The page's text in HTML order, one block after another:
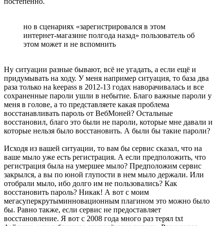
но в сценариях «зарегистрировался в этом
интернет-магазине полгода назад» пользователь об
этом может и не вспомнить
Ну ситуации разные бывают, всё не угадать, а если ещё и
придумывать на ходу. У меня например ситуация, то база два
раза только на keepass в 2012-13 годах наворачивалась и все
сохраненные пароли ушли в небытие. Благо важные пароли у
меня в голове, а то представляете какая проблема
восстанавливать пароль от ВебМоней? Остальные
восстановил, благо это были не пароли, которые мне давали и
которые нельзя было восстановить. А были бы такие пароли?
Исходя из вашей ситуации, то вам бы сервис сказал, что на
ваше мыло уже есть регистрация. А если предположить, что
регистрация была на умершее мыло? Предположим сервис
закрылся, а вы по юной глупости в нем мыло держали. Или
отобрали мыло, ибо долго им не пользовались? Как
восстановить пароль? Никак! А вот с моим
мегасуперкрутыминновационным плагином это можно было
бы. Равно также, если сервис не предоставляет
восстановление. Я вот с 2008 года много раз терял txt